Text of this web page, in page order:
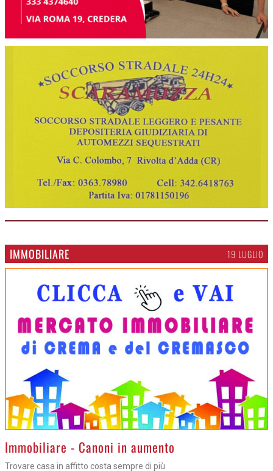
IMMOBILIARE 19 LUGLIO
>Immobiliare - Canoni in aumento
Trovare casa in affitto costa sempre di più